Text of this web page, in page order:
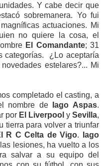
Y cabe decir que
sobremanera. Yo fui
actuaciones. Mi
no quiere la cosa, el
El Comandante; 31
categorías. ¿Lo aceptaría
estelares?... Mi
completado el casting, a
nombre de
Iago Aspas.
por El Liverpool y Sevilla,
tierra para volver a triunfar
R CCelta de Vigo.
Iago
lesiones, ha vuelto a los
salvar a su equipo del